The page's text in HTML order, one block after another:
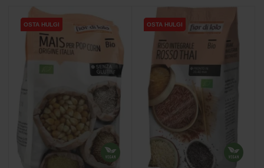
OSTA HULGI
OSTA HULGI
OSTA HULGI OSTA HULGI
OSTA HULGI